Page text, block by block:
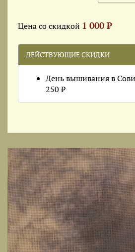
Цена со скидкой 1 000 ₽
ДЕЙСТВУЮЩИЕ СКИДКИ
День вышивания в
250 ₽